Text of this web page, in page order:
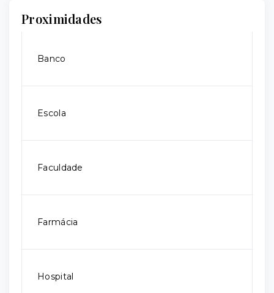
Proximidades
Banco
Escola
Faculdade
Farmácia
Hospital